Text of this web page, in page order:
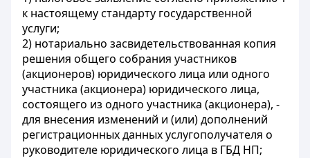
к настоящему стандарту государственной
услуги;
2) нотариально засвидетельствованная копия
решения общего собрания участников
(акционеров) юридического лица или одного
участника (акционера) юридического лица,
состоящего из одного участника (акционера), -
для внесения изменений и (или) дополнений
регистрационных данных услугополучателя о
руководителе юридического лица в ГБД НП;